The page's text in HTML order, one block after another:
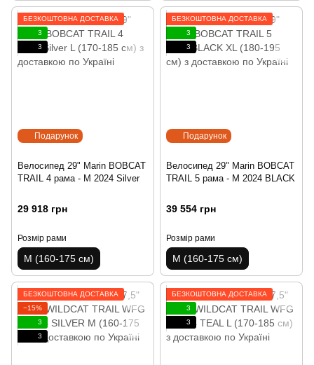
Подарунок
БЕЗКОШТОВНА ДОСТАВКА
3
3
Велосипед 29" Marin BOBCAT
TRAIL 4 рама - M 2024 Silver
29 918 грн
Розмір рами
M (160-175 см)
Подарунок
БЕЗКОШТОВНА ДОСТАВКА
3
3
Велосипед 29" Marin BOBCAT
TRAIL 5 рама - M 2024 BLACK
39 554 грн
Розмір рами
M (160-175 см)
БЕЗКОШТОВНА ДОСТАВКА
−15%
3
3
БЕЗКОШТОВНА ДОСТАВКА
3
3